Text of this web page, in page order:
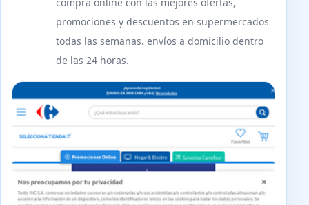
promociones y descuentos en supermercados
todas las semanas. envíos a domicilio dentro
de las 24 horas.